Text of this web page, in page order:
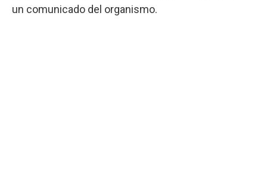
un comunicado del organismo.